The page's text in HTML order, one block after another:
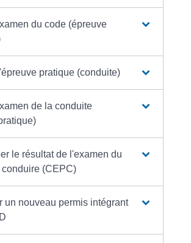
du code (épreuve
pratique (conduite)
de la conduite
le résultat de l'examen du
conduire (CEPC)
un nouveau permis intégrant